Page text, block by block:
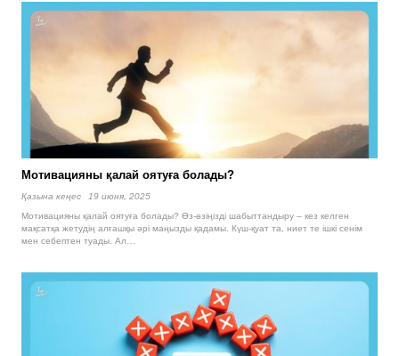
Мотивацияны қалай оятуға болады?
Қазына кеңес
19 июня, 2025
Мотивацияны қалай оятуға болады? Өз-өзіңізді шабыттандыру – кез келген
мақсатқа жетудің алғашқы әрі маңызды қадамы. Күш-қуат та, ниет те ішкі сенім
мен себептен туады. Ал…